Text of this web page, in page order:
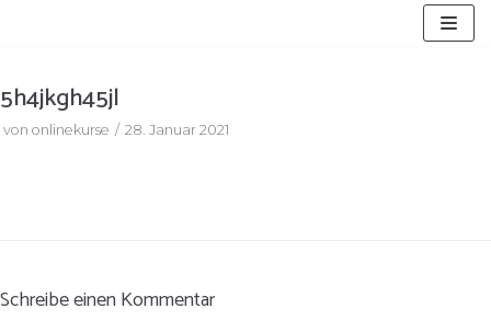
5h4jkgh45jl
von onlinekurse 28. Januar 2021
Schreibe einen Kommentar